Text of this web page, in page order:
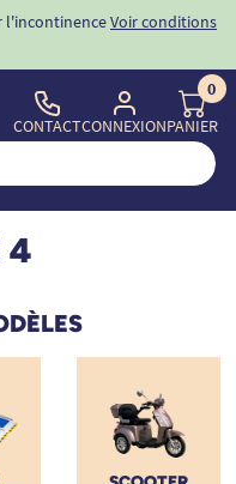
la 1ère commande
CONTACTCONNEXION
0
PANIER
4